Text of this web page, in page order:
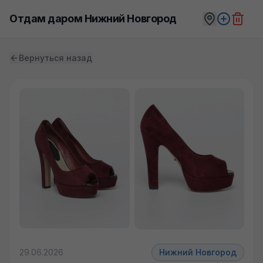
Отдам даром Нижний Новгород
Вернуться назад
29.06.2026 Нижний Новгород